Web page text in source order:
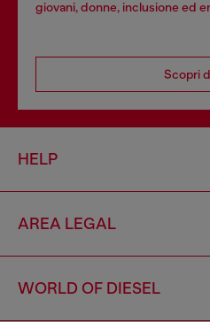
giovani, donne, inclusione ed
Scopri
HELP
AREA LEGAL
WORLD OF DIESEL